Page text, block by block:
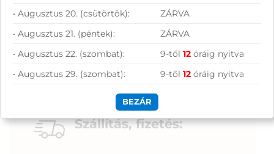
Szállítás, fizetés:
• Augusztus 20. (csütörtök):
ZÁRVA
• Augusztus 21. (péntek):
ZÁRVA
• Augusztus 22. (szombat):
9-től12 óráig nyitva
• Augusztus 29. (szombat):
9-től12 óráig nyitva
BEZÁR